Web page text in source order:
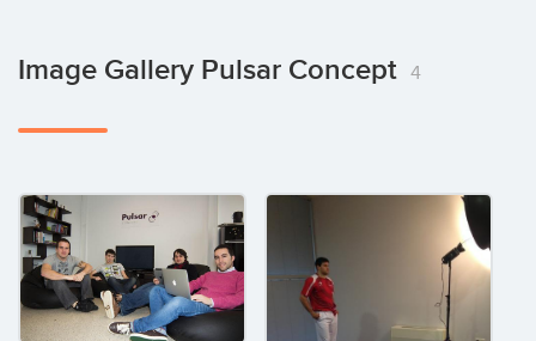
Image Gallery Pulsar Concept 4